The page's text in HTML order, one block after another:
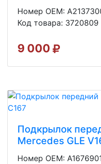
Номер OEM:
Код товара: 3720809
9 000
Подкрылок
Mercedes GLE
Номер OEM: